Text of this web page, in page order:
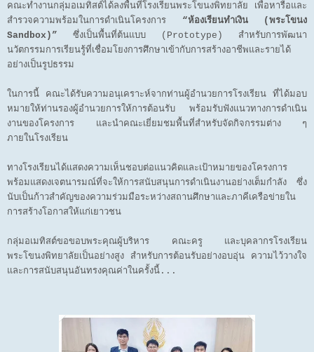
คณะทำงานกลุ่มอเมทิสต์ได้ลงพื้นที่โรงเรียนพระโขนงพิทยาลัย เพื่อหารือและ
สำรวจความพร้อมในการดำเนินโครงการ “ห้องเรียนทำเงิน (พระโขนง
Sandbox)” ซึ่งเป็นพื้นที่ต้นแบบ (Prototype) สำหรับการพัฒนา
นวัตกรรมการเรียนรู้ที่เชื่อมโยงการศึกษาเข้ากับการสร้างอาชีพและรายได้
อย่างเป็นรูปธรรม
ในการนี้ คณะได้รับความอนุเคราะห์จากท่านผู้อำนวยการโรงเรียน ที่ได้มอบ
หมายให้ท่านรองผู้อำนวยการให้การต้อนรับ พร้อมรับฟังแนวทางการดำเนิน
งานของโครงการ และนำคณะเยี่ยมชมพื้นที่สำหรับจัดกิจกรรมต่าง ๆ
ภายในโรงเรียน
ทางโรงเรียนได้แสดงความเห็นชอบต่อแนวคิดและเป้าหมายของโครงการ
พร้อมแสดงเจตนารมณ์ที่จะให้การสนับสนุนการดำเนินงานอย่างเต็มกำลัง ซึ่ง
นับเป็นก้าวสำคัญของความร่วมมือระหว่างสถานศึกษาและภาคีเครือข่ายใน
การสร้างโอกาสให้แก่เยาวชน
กลุ่มอเมทิสต์ขอขอบพระคุณผู้บริหาร คณะครู และบุคลากรโรงเรียน
พระโขนงพิทยาลัยเป็นอย่างสูง สำหรับการต้อนรับอย่างอบอุ่น ความไว้วางใจ
และการสนับสนุนอันทรงคุณค่าในครั้งนี้...